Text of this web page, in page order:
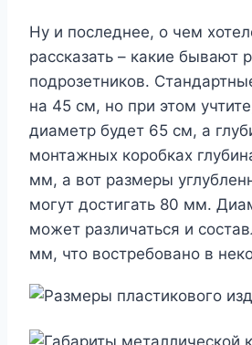
Ну и последнее, о чем
рассказать – какие бывают
подрозетников.
на 45 см, но при этом
диаметр будет 65 см, а
монтажных коробках
мм, а вот размеры
могут достигать 80 мм.
может различаться и
мм, что востребовано в